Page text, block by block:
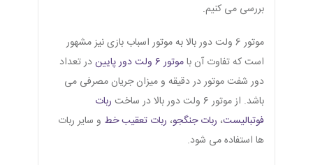
بررسی می کنیم.
موتور 6 ولت دور بالا به موتور اسباب بازی نیز مشهور
است که تفاوت آن باموتور 6 ولت دور پایین
در تعداد
دور شفت موتور در دقیقه و میزان جریان مصرفی می
باشد. از موتور 6 ولت دور بالا در ساخت
ربات
فوتبالیست، ربات جنگجو، ربات تعقیب خط و سایر ربات
ها استفاده می شود.